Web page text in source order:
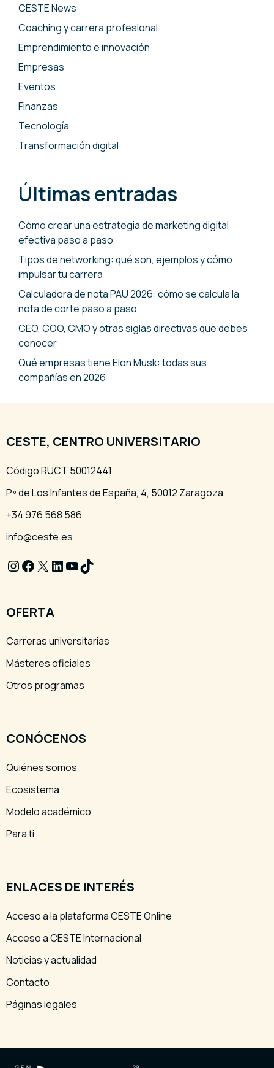
CESTE News
Coaching y carrera profesional
Emprendimiento e innovación
Empresas
Eventos
Finanzas
Tecnología
Transformación digital
Últimas entradas
Cómo crear una estrategia de marketing digital
efectiva paso a paso
Tipos de networking: qué son, ejemplos y cómo
impulsar tu carrera
Calculadora de nota PAU 2026: cómo se calcula la
nota de corte paso a paso
CEO, COO, CMO y otras siglas directivas que debes
conocer
Qué empresas tiene Elon Musk: todas sus
compañías en 2026
CESTE, CENTRO UNIVERSITARIO
Código RUCT 50012441
P.º de Los Infantes de España, 4, 50012 Zaragoza
+34 976 568 586
info@ceste.es
Instagram
Facebook
X LinkedIn
YouTube
TikTok
OFERTA
Carreras universitarias
Másteres oficiales
Otros programas
CONÓCENOS
Quiénes somos
Ecosistema
Modelo académico
Para ti
ENLACES DE INTERÉS
Acceso a la plataforma CESTE Online
Acceso a CESTE Internacional
Noticias y actualidad
Contacto
Páginas legales